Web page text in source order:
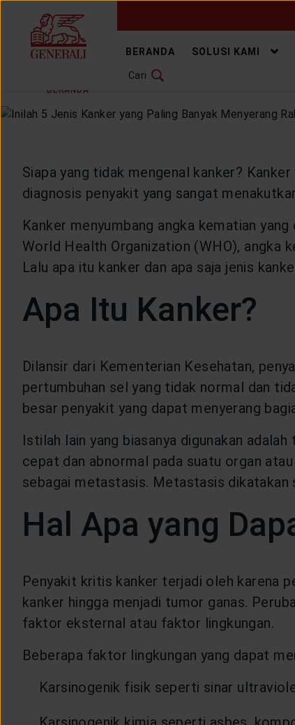
BERANDA SOLUSI KAMI
Cari
BERANDA
SENIN, 11 JULI 2022
Siapa yang tidak mengenal kanker?
diagnosis penyakit yang sangat
Kanker menyumbang angka kematian
World Health Organization (WHO), angka
Lalu apa itu kanker dan apa saja jenis
Apa Itu Kanker?
Dilansir dari Kementerian Kesehatan,
pertumbuhan sel yang tidak normal dan
besar penyakit yang dapat menyerang
Istilah lain yang biasanya digunakan
cepat dan abnormal pada suatu organ
sebagai metastasis. Metastasis dikatakan
Hal Apa yang
Penyakit kritis kanker terjadi oleh karena
kanker hingga menjadi tumor ganas.
faktor eksternal atau faktor lingkungan.
Beberapa faktor lingkungan yang dapat
Karsinogenik fisik seperti sinar
GANTI BAHASA
DOWNLOAD GEN ICLICK
HUBUNGI KAMI
TEMUKAN AGEN
SOLUSI KAMI
LAYANAN NASABAH
ARTIKEL DAN BERITA
TENTANG GENERALI
ACARA
KEAGENAN